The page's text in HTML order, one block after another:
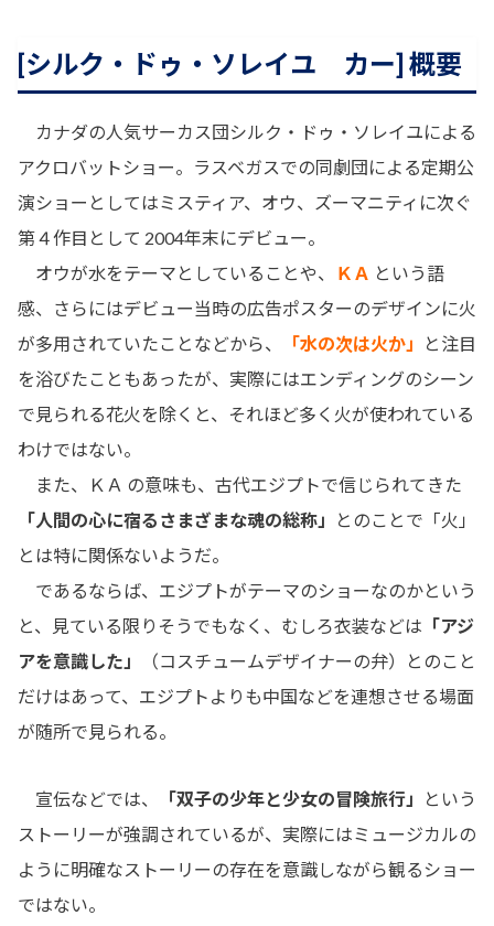
[シルク・ドゥ・ソレイユ カー] 概要
カナダの人気サーカス団シルク・ドゥ・ソレイユによる
アクロバットショー。ラスベガスでの同劇団による定期公
演ショーとしてはミスティア、オウ、ズーマニティに次ぐ
第４作目として 2004年末にデビュー。
オウが水をテーマとしていることや、
ＫＡ という語
感、さらにはデビュー当時の広告ポスターのデザインに火
が多用されていたことなどから、
「水の次は火か」
と注目
を浴びたこともあったが、実際にはエンディングのシーン
で見られる花火を除くと、それほど多く火が使われている
わけではない。
また、ＫＡ の意味も、古代エジプトで信じられてきた
「人間の心に宿るさまざまな魂の総称」
とのことで「火」
とは特に関係ないようだ。
であるならば、エジプトがテーマのショーなのかという
と、見ている限りそうでもなく、むしろ衣装などは 「アジ
アを意識した」
（コスチュームデザイナーの弁）とのこと
だけはあって、エジプトよりも中国などを連想させる場面
が随所で見られる。
宣伝などでは、 「双子の少年と少女の冒険旅行」
という
ストーリーが強調されているが、実際にはミュージカルの
ように明確なストーリーの存在を意識しながら観るショー
ではない。